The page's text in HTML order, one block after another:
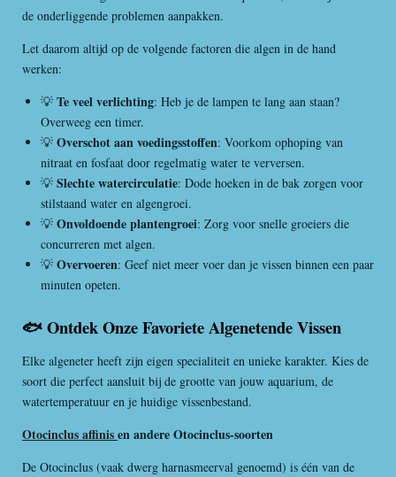
de onderliggende problemen aanpakken.
Let daarom altijd op de volgende factoren die algen in de hand
werken:
💡 Te veel verlichting: Heb je de lampen te lang aan staan?
Overweeg een timer.
💡 Overschot aan voedingsstoffen: Voorkom ophoping van
nitraat en fosfaat door regelmatig water te verversen.
💡 Slechte watercirculatie: Dode hoeken in de bak zorgen voor
stilstaand water en algengroei.
💡 Onvoldoende plantengroei: Zorg voor snelle groeiers die
concurreren met algen.
💡 Overvoeren: Geef niet meer voer dan je vissen binnen een paar
minuten opeten.
🐟 Ontdek Onze Favoriete Algenetende Vissen
Elke algeneter heeft zijn eigen specialiteit en unieke karakter. Kies de
soort die perfect aansluit bij de grootte van jouw aquarium, de
watertemperatuur en je huidige vissenbestand.
Otocinclus affinisen andere Otocinclus-soorten
De Otocinclus (vaak dwerg harnasmeerval genoemd) is één van de